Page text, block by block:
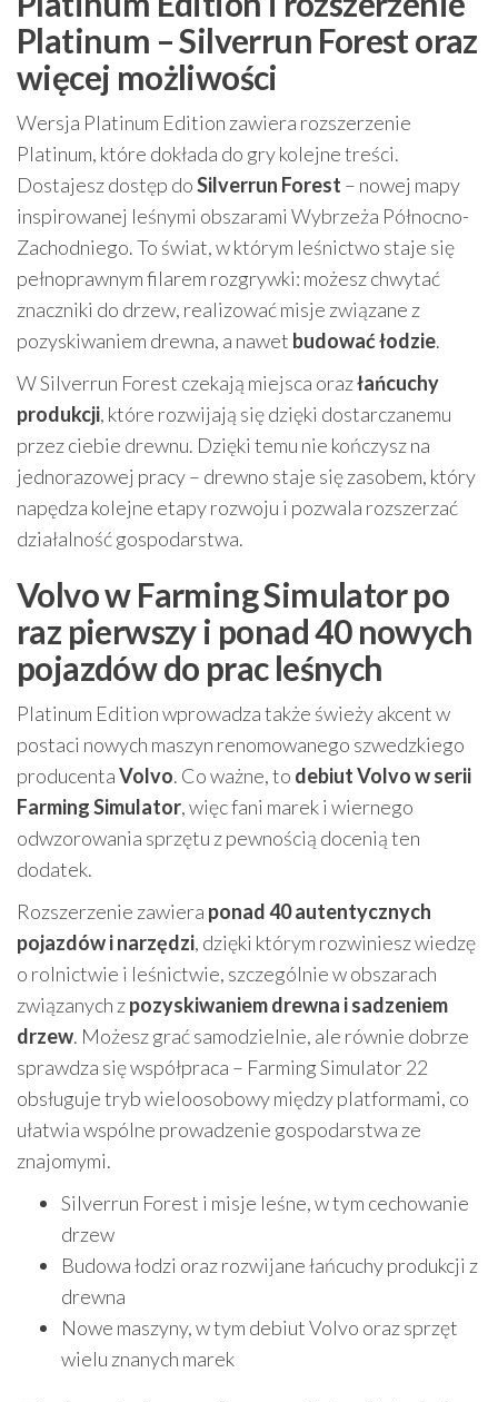
Platinum – Silverrun Forest oraz
więcej możliwości
Wersja Platinum Edition zawiera rozszerzenie
Platinum, które dokłada do gry kolejne treści.
Dostajesz dostęp doSilverrun Forest – nowej mapy
inspirowanej leśnymi obszarami Wybrzeża Północno-
Zachodniego. To świat, w którym leśnictwo staje się
pełnoprawnym filarem rozgrywki: możesz chwytać
znaczniki do drzew, realizować misje związane z
pozyskiwaniem drewna, a nawet budować łodzie.
W Silverrun Forest czekają miejsca orazłańcuchy
produkcji, które rozwijają się dzięki dostarczanemu
przez ciebie drewnu. Dzięki temu nie kończysz na
jednorazowej pracy – drewno staje się zasobem, który
napędza kolejne etapy rozwoju i pozwala rozszerzać
działalność gospodarstwa.
Volvo w Farming Simulator po
raz pierwszy i ponad 40 nowych
pojazdów do prac leśnych
Platinum Edition wprowadza także świeży akcent w
postaci nowych maszyn renomowanego szwedzkiego
producentaVolvo. Co ważne, to debiut Volvo w serii
Farming Simulator, więc fani marek i wiernego
odwzorowania sprzętu z pewnością docenią ten
dodatek.
Rozszerzenie zawiera ponad 40 autentycznych
pojazdów i narzędzi, dzięki którym rozwiniesz wiedzę
o rolnictwie i leśnictwie, szczególnie w obszarach
związanych zpozyskiwaniem drewna i sadzeniem
drzew. Możesz grać samodzielnie, ale równie dobrze
sprawdza się współpraca – Farming Simulator 22
obsługuje tryb wieloosobowy między platformami, co
ułatwia wspólne prowadzenie gospodarstwa ze
znajomymi.
Silverrun Forest i misje leśne, w tym cechowanie
drzew
Budowa łodzi oraz rozwijane łańcuchy produkcji z
drewna
Nowe maszyny, w tym debiut Volvo oraz sprzęt
wielu znanych marek